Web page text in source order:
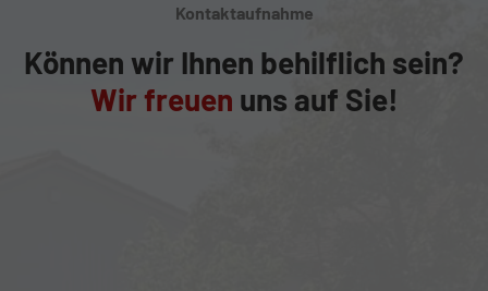
Kontaktaufnahme
Können wir Ihnen behilflich sein?
Wir freuen uns auf Sie!